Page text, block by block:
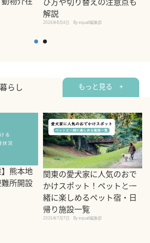
解説
2026年8月4日 By equall編集部
し もっと見る +
】熊本地
所開設
関東の愛犬家に人気のおで
かけスポット！ペットと一
緒に楽しめるペット宿・日
帰り施設一覧
2026年7月7日 By equall編集部